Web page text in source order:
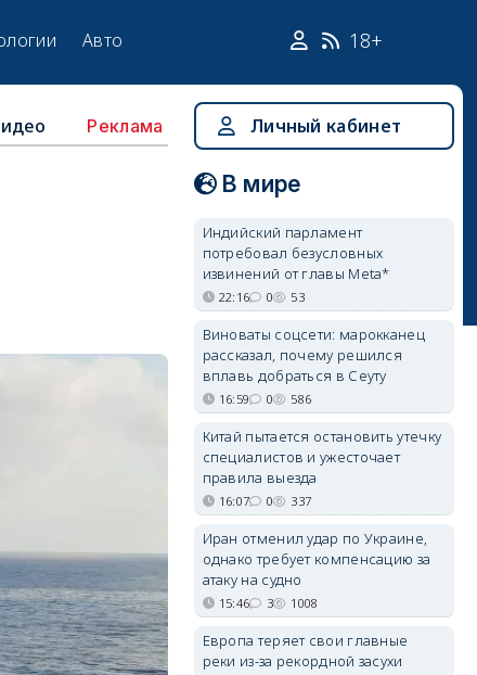
Авто 18+
Реклама Личный кабинет
В мире
Индийский парламент
потребовал безусловных
извинений от главы Meta*
22:16 0 53
Виноваты соцсети: марокканец
рассказал, почему решился
вплавь добраться в Сеуту
16:59 0 586
Китай пытается остановить утечку
специалистов и ужесточает
правила выезда
16:07 0 337
Иран отменил удар по Украине,
однако требует компенсацию за
атаку на судно
15:46 3 1008
Европа теряет свои главные
реки из-за рекордной засухи